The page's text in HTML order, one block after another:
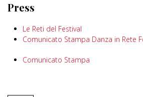
Press
Le Reti del Festival
Comunicato Stampa Danza in Rete
Comunicato Stampa